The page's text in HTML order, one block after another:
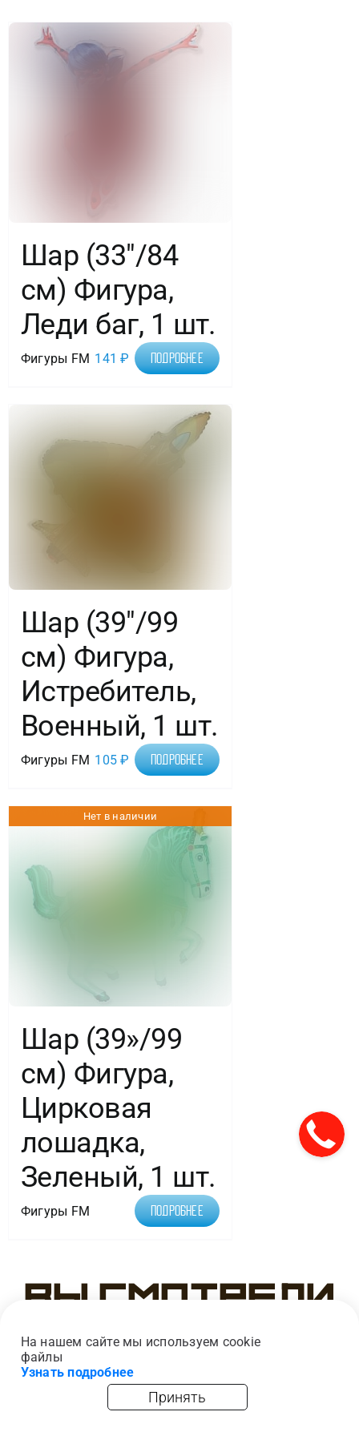
шт
Шар (33″/84
см) Фигура,
Леди баг, 1 шт.
Фигуры FM 141₽ Подробнее
Шар (39″/99
см) Фигура,
Истребитель,
Военный, 1 шт.
Фигуры FM 105₽ Подробнее
Нет в наличии
Шар (39»/99
см) Фигура,
Цирковая
лошадка,
Зеленый, 1 шт.
Фигуры FM Подробнее
Вы смотрели
На нашем сайте мы используем cookie
файлы
Узнать подробнее
Принять